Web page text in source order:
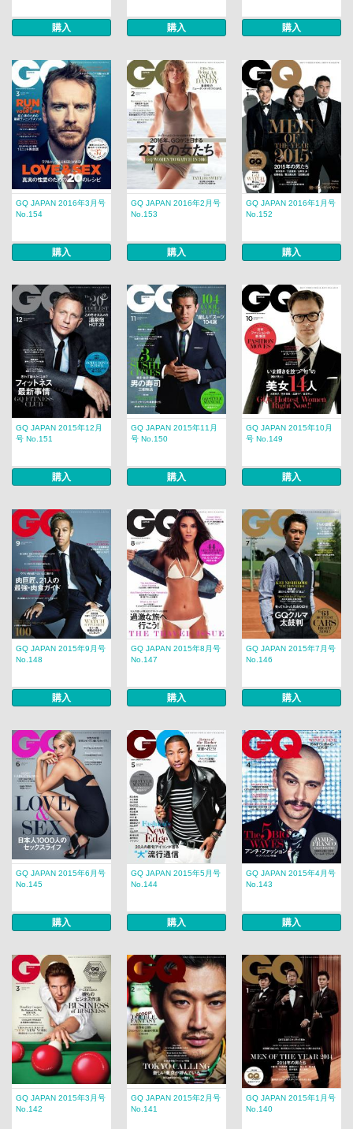
購入 購入 購入
GQ JAPAN 2016年3月号
No.154
購入
GQ JAPAN 2016年2月号
No.153
購入
GQ JAPAN 2016年1月号
No.152
購入
GQ JAPAN 2015年12月
号 No.151
購入
GQ JAPAN 2015年11月
号 No.150
購入
GQ JAPAN 2015年10月
号 No.149
購入
GQ JAPAN 2015年9月号
No.148
購入
GQ JAPAN 2015年8月号
No.147
購入
GQ JAPAN 2015年7月号
No.146
購入
GQ JAPAN 2015年6月号
No.145
購入
GQ JAPAN 2015年5月号
No.144
購入
GQ JAPAN 2015年4月号
No.143
購入
GQ JAPAN 2015年3月号
No.142
GQ JAPAN 2015年2月号
No.141
GQ JAPAN 2015年1月号
No.140